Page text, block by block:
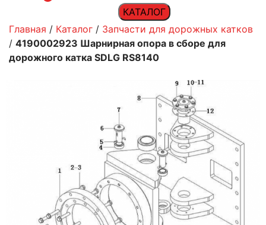
КАТАЛОГ
Главная / Каталог / Запчасти для дорожных катков
/ 4190002923 Шарнирная опора в сборе для
дорожного катка SDLG RS8140